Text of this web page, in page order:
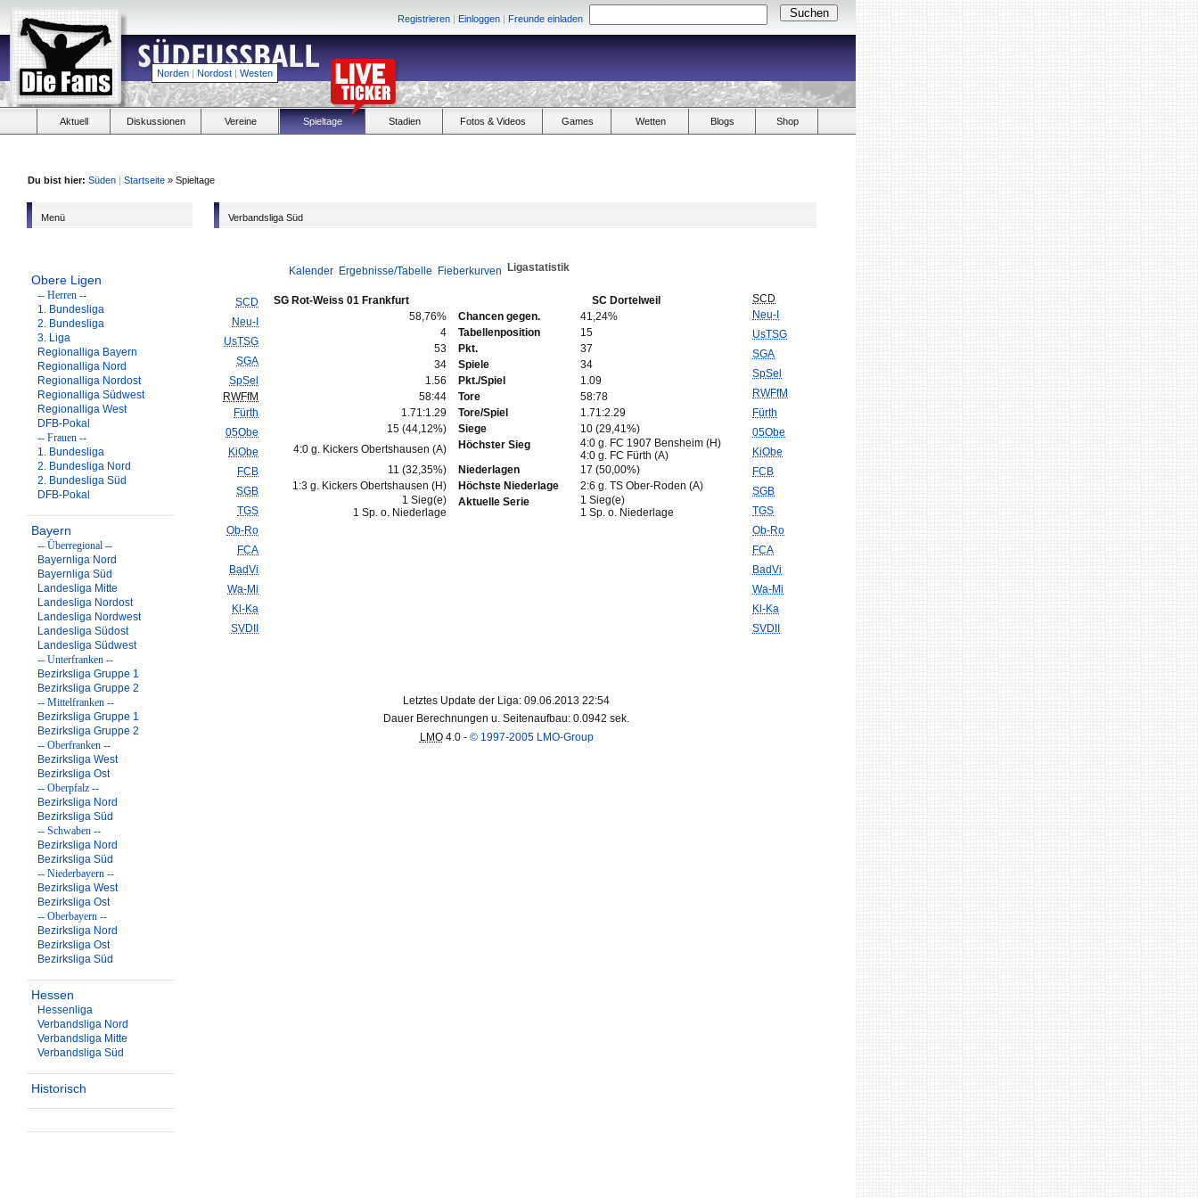
Registrieren | Einloggen | Freunde einladen
Norden | Nordost | Westen
Aktuell Diskussionen Vereine Spieltage Stadien Fotos & Videos Games Wetten Blogs Shop
Du bist hier: Süden | Startseite » Spieltage
Menü
Obere Ligen
-- Herren --
1. Bundesliga
2. Bundesliga
3. Liga
Regionalliga Bayern
Regionalliga Nord
Regionalliga Nordost
Regionalliga Südwest
Regionalliga West
DFB-Pokal
-- Frauen --
1. Bundesliga
2. Bundesliga Nord
2. Bundesliga Süd
DFB-Pokal
Bayern
-- Überregional --
Bayernliga Nord
Bayernliga Süd
Landesliga Mitte
Landesliga Nordost
Landesliga Nordwest
Landesliga Südost
Landesliga Südwest
-- Unterfranken --
Bezirksliga Gruppe 1
Bezirksliga Gruppe 2
-- Mittelfranken --
Bezirksliga Gruppe 1
Bezirksliga Gruppe 2
-- Oberfranken --
Bezirksliga West
Bezirksliga Ost
-- Oberpfalz --
Bezirksliga Nord
Bezirksliga Süd
-- Schwaben --
Bezirksliga Nord
Bezirksliga Süd
-- Niederbayern --
Bezirksliga West
Bezirksliga Ost
-- Oberbayern --
Bezirksliga Nord
Bezirksliga Ost
Bezirksliga Süd
Hessen
Hessenliga
Verbandsliga Nord
Verbandsliga Mitte
Verbandsliga Süd
Historisch
Verbandsliga Süd
Kalender Ergebnisse/Tabelle Fieberkurven Ligastatistik
SCD
Neu-I
UsTSG
SGA
SpSel
RWFfM
Fürth
05Obe
KiObe
FCB
SGB
TGS
Ob-Ro
FCA
BadVi
Wa-Mi
Kl-Ka
SVDII
SG Rot-Weiss 01 Frankfurt
SC Dortelweil
58,76%
Chancen gegen.
41,24%
4
Tabellenposition
15
53
Pkt.
37
34
Spiele
34
1.56
Pkt./Spiel
1.09
58:44
Tore
58:78
1.71:1.29
Tore/Spiel
1.71:2.29
15 (44,12%)
Siege
10 (29,41%)
4:0 g. Kickers Obertshausen (A)
Höchster Sieg
4:0 g. FC 1907 Bensheim (H)
4:0 g. FC Fürth (A)
11 (32,35%)
Niederlagen
17 (50,00%)
1:3 g. Kickers Obertshausen (H)
Höchste Niederlage
2:6 g. TS Ober-Roden (A)
1 Sieg(e)
1 Sp. o. Niederlage
Aktuelle Serie
1 Sieg(e)
1 Sp. o. Niederlage
SCD
Neu-I
UsTSG
SGA
SpSel
RWFfM
Fürth
05Obe
KiObe
FCB
SGB
TGS
Ob-Ro
FCA
BadVi
Wa-Mi
Kl-Ka
SVDII
Letztes Update der Liga: 09.06.2013 22:54
Dauer Berechnungen u. Seitenaufbau: 0.0942 sek.
LMO4.0 - © 1997-2005 LMO-Group